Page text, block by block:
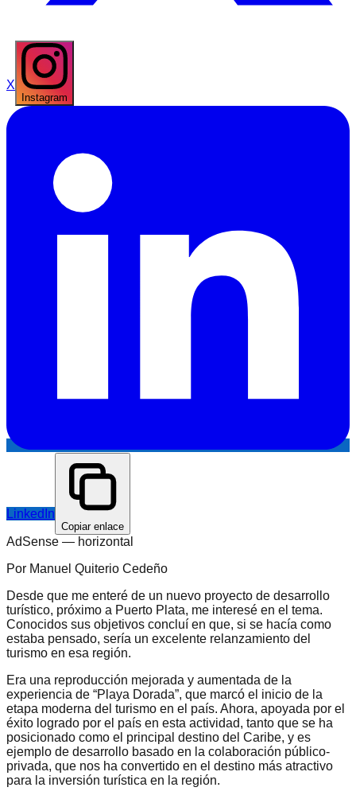
X
Instagram
LinkedIn
Copiar enlace
AdSense — horizontal
Por Manuel Quiterio Cedeño
Desde que me enteré de un nuevo proyecto de desarrollo
turístico, próximo a Puerto Plata, me interesé en el tema.
Conocidos sus objetivos concluí en que, si se hacía como
estaba pensado, sería un excelente relanzamiento del
turismo en esa región.
Era una reproducción mejorada y aumentada de la
experiencia de “Playa Dorada”, que marcó el inicio de la
etapa moderna del turismo en el país. Ahora, apoyada por el
éxito logrado por el país en esta actividad, tanto que se ha
posicionado como el principal destino del Caribe, y es
ejemplo de desarrollo basado en la colaboración público-
privada, que nos ha convertido en el destino más atractivo
para la inversión turística en la región.